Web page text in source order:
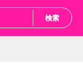
検索